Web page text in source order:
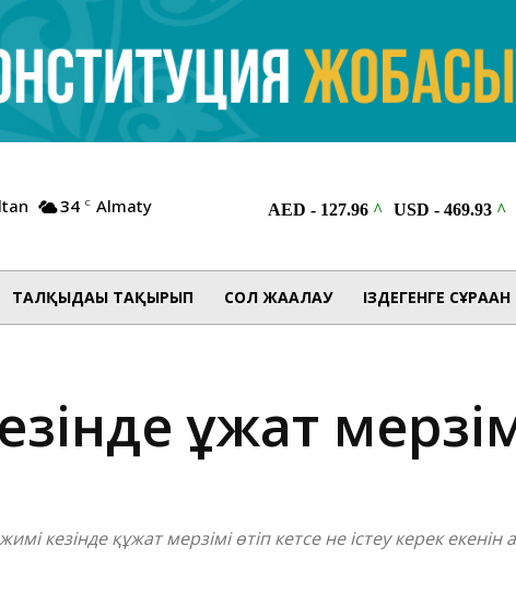
34 C Almaty
ТАЛҚЫДАҒЫ ТАҚЫРЫП СОЛ ЖАҒАЛАУ ІЗДЕГЕНГЕ СҰРАҒАН
құжат
кезінде құжат мерзімі өтіп кетсе не істеу керек